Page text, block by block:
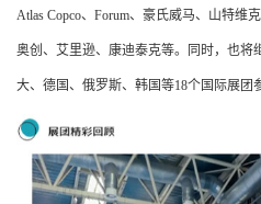
Atlas Copco、Forum、豪氏威马、山特维
奥创、艾里逊、康迪泰克等。同时，也将
大、德国、俄罗斯、韩国等18个国际展团